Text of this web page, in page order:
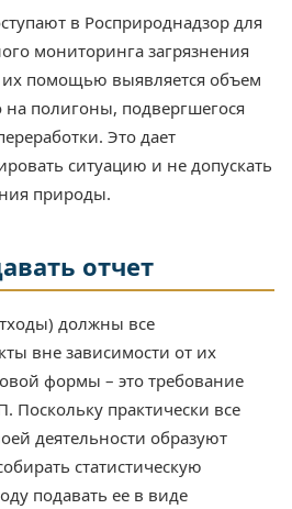
в Росприроднадзор для
мониторинга загрязнения
помощью выявляется объем
полигоны, подвергшегося
Это дает
ситуацию и не допускать
природы.
отчет
должны все
вне зависимости от их
формы – это требование
Поскольку практически все
деятельности образуют
статистическую
подавать ее в виде